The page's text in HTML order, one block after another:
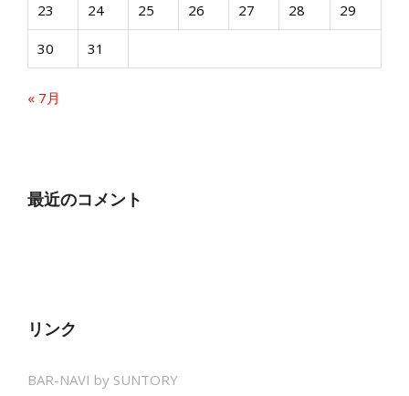
23 24 25 26 27 28 29
30 31
« 7月
最近のコメント
リンク
BAR-NAVI by SUNTORY